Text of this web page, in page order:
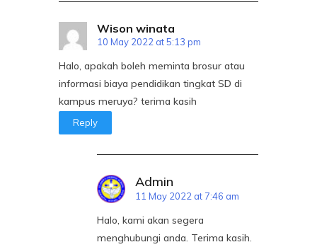
Wison winata
10 May 2022 at 5:13 pm
Halo, apakah boleh meminta brosur atau
informasi biaya pendidikan tingkat SD di
kampus meruya? terima kasih
Reply
Admin
11 May 2022 at 7:46 am
Halo, kami akan segera
menghubungi anda. Terima kasih.